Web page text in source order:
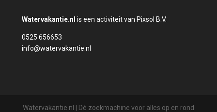
Watervakantie.nl is een activiteit van Pixsol B.V.
0525 656653
info@watervakantie.nl
Watervakantie.nl | Dé zoekmachine voor alles op en rond